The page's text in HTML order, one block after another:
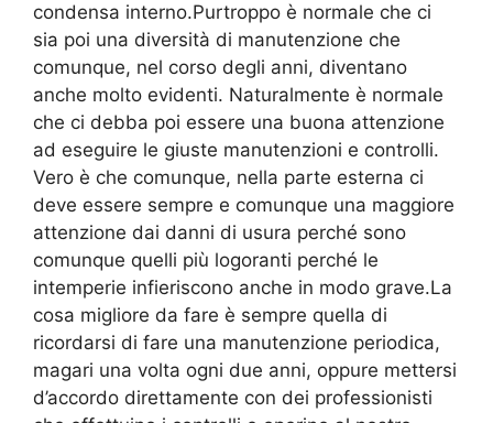
condensa interno.Purtroppo è normale che ci
sia poi una diversità di manutenzione che
comunque, nel corso degli anni, diventano
anche molto evidenti. Naturalmente è normale
che ci debba poi essere una buona attenzione
ad eseguire le giuste manutenzioni e controlli.
Vero è che comunque, nella parte esterna ci
deve essere sempre e comunque una maggiore
attenzione dai danni di usura perché sono
comunque quelli più logoranti perché le
intemperie infieriscono anche in modo grave.La
cosa migliore da fare è sempre quella di
ricordarsi di fare una manutenzione periodica,
magari una volta ogni due anni, oppure mettersi
d’accordo direttamente con dei professionisti